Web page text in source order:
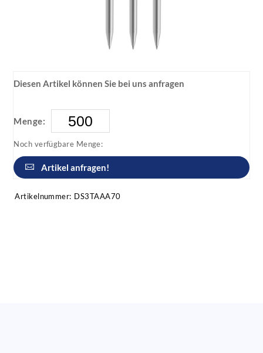
Diesen Artikel können Sie bei uns anfragen
Menge:
Noch verfügbare Menge:
Artikel anfragen!
Artikelnummer: DS3TAAA70